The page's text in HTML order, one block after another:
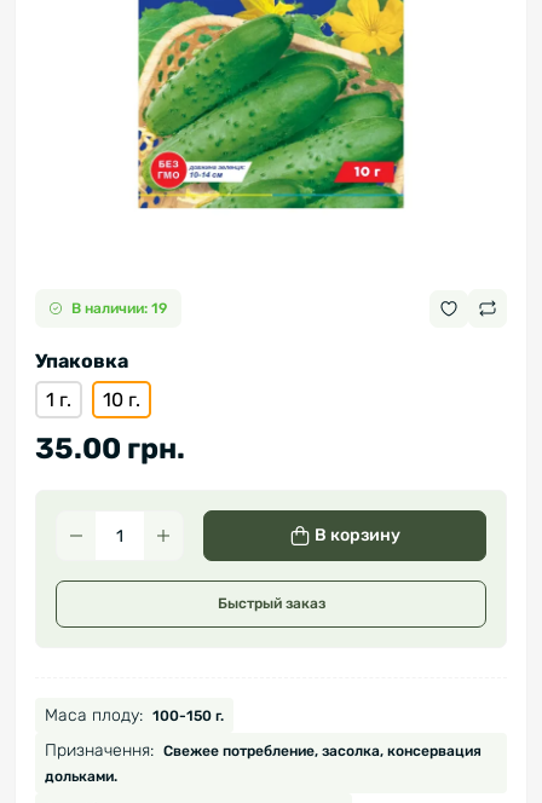
В наличии: 19
Упаковка
1 г.
10 г.
35.00 грн.
В корзину
Быстрый заказ
Маса плоду: 100-150 г.
Призначення: Свежее потребление, засолка, консервация
дольками.